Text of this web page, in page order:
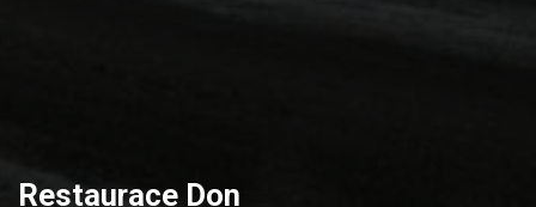
Restaurace Don